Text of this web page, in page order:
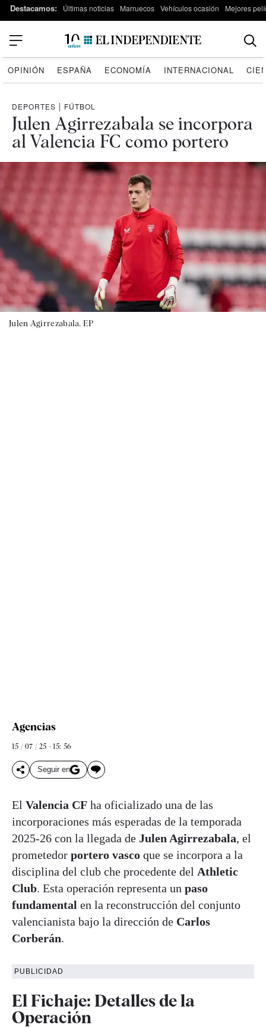
Destacamos: Últimas noticias Marruecos Vehículos ocasión Mejores
OPINIÓN ESPAÑA ECONOMÍA INTERNACIONAL
DEPORTES | FÚTBOL
Julen Agirrezabala se incorpora
al Valencia FC como portero
Julen Agirrezabala. EP
Agencias
15 / 07 / 25 - 15: 56
Seguir en
El Valencia CF ha oficializado una de las
incorporaciones más esperadas de la temporada
2025-26 con la llegada de Julen Agirrezabala, el
prometedor portero vasco que se incorpora a la
disciplina del club che procedente del Athletic
Club. Esta operación representa un paso
fundamental en la reconstrucción del conjunto
valencianista bajo la dirección de Carlos
Corberán.
PUBLICIDAD
El Fichaje: Detalles de la
Operación